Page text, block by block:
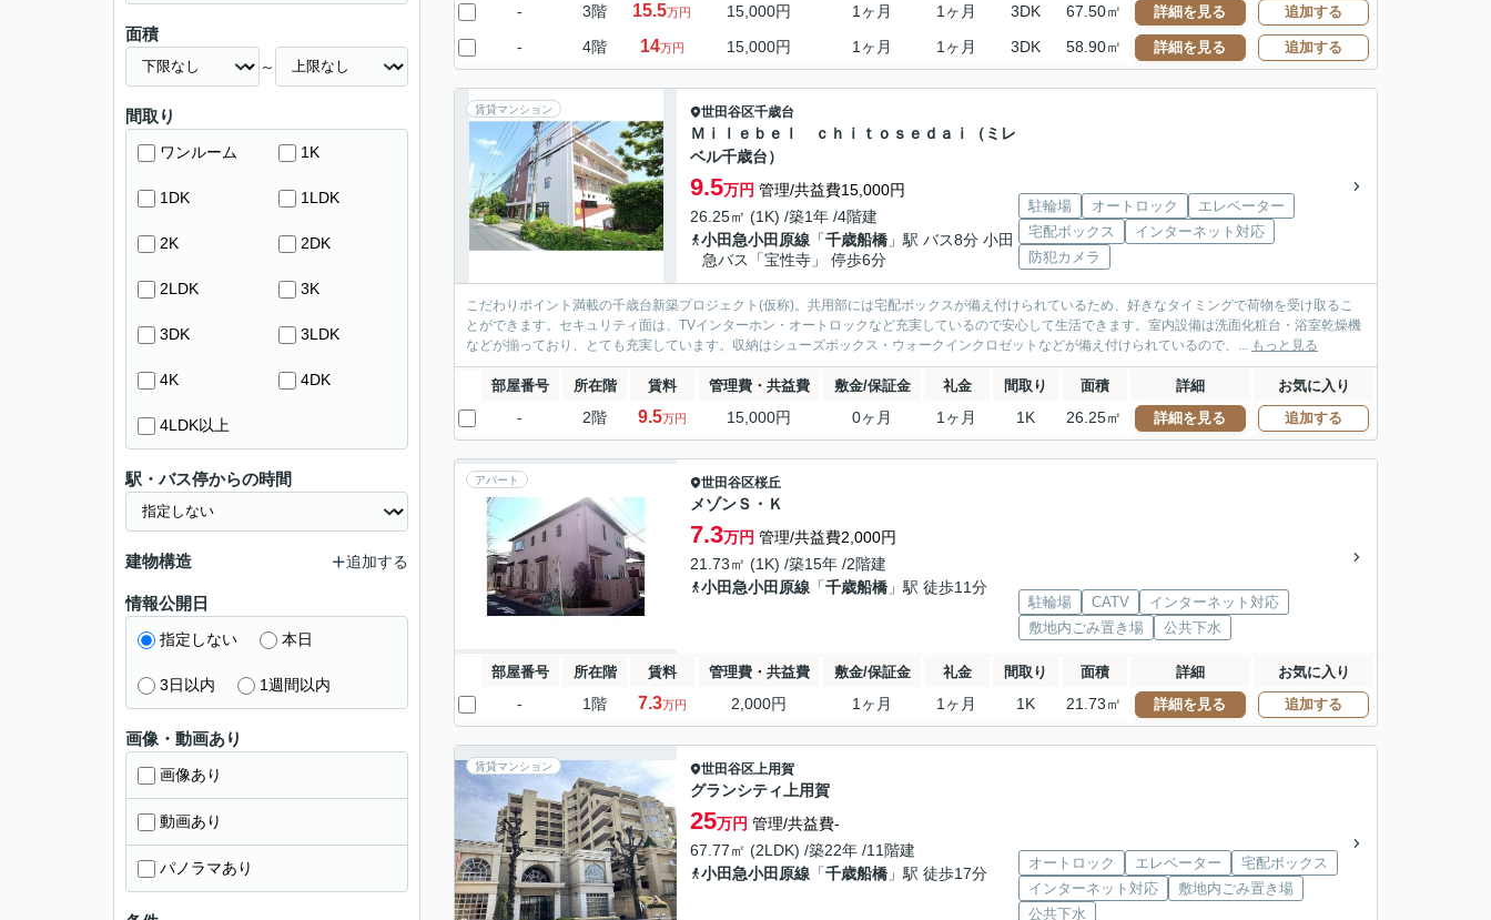
- 3階 15.5万円 15,000円 1ヶ月 1ヶ月 3DK 67.50㎡ 詳細を見る 追加する
- 4階 14万円 15,000円 1ヶ月 1ヶ月 3DK 58.90㎡ 詳細を見る 追加する
賃貸マンション 世田谷区千歳台
Ｍｉｌｅｂｅｌ ｃｈｉｔｏｓｅｄａｉ（ミレ
ベル千歳台）
9.5万円 管理/共益費15,000円
26.25㎡ (1K) /築1年 /4階建
小田急小田原線 「千歳船橋 」駅 バス8分 小田
急バス「宝性寺」 停歩6分
駐輪場 オートロック
エレベーター
宅配ボックス
インターネット対応
防犯カメラ
こだわりポイント満載の千歳台新築プロジェクト(仮称)。共用部には宅配ボックスが備え付けられているため、好きなタイミングで荷物を受け取るこ
とができます。セキュリティ面は、TVインターホン・オートロックなど充実しているので安心して生活できます。室内設備は洗面化粧台・浴室乾燥機
などが揃っており、とても充実しています。収納はシューズボックス・ウォークインクロゼットなどが備え付けられているので、... もっと見る
部屋番号 所在階 賃料 管理費・共益費 敷金/保証金 礼金 間取り 面積 詳細 お気に入り
- 2階 9.5万円 15,000円 0ヶ月 1ヶ月 1K 26.25㎡ 詳細を見る 追加する
アパート 世田谷区桜丘
メゾンＳ・Ｋ
7.3万円 管理/共益費2,000円
21.73㎡ (1K) /築15年 /2階建
小田急小田原線 「千歳船橋 」駅 徒歩11分
駐輪場 CATV
インターネット対応
敷地内ごみ置き場
公共下水
部屋番号 所在階 賃料 管理費・共益費 敷金/保証金 礼金 間取り 面積 詳細 お気に入り
- 1階 7.3万円 2,000円 1ヶ月 1ヶ月 1K 21.73㎡ 詳細を見る 追加する
賃貸マンション 世田谷区上用賀
グランシティ上用賀
25万円 管理/共益費-
67.77㎡ (2LDK) /築22年 /11階建
小田急小田原線 「千歳船橋 」駅 徒歩17分
オートロック エレベーター
宅配ボックス
インターネット対応
敷地内ごみ置き場
公共下水
面積
～
間取り
ワンルーム 1K
1DK 1LDK
2K 2DK
2LDK 3K
3DK 3LDK
4K 4DK
4LDK以上
駅・バス停からの時間
建物構造 追加する
情報公開日
指定しない 本日
3日以内 1週間以内
画像・動画あり
画像あり
動画あり
パノラマあり